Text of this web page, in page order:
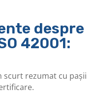
despre
42001:
rezumat cu pașii